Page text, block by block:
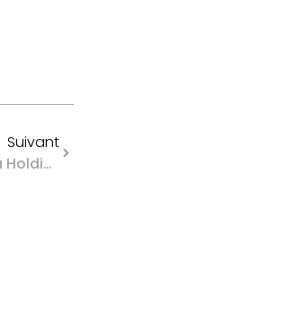
Suivant
Rémunération Indirecte Du Dirigeant Via Sa Holding : Possible ?